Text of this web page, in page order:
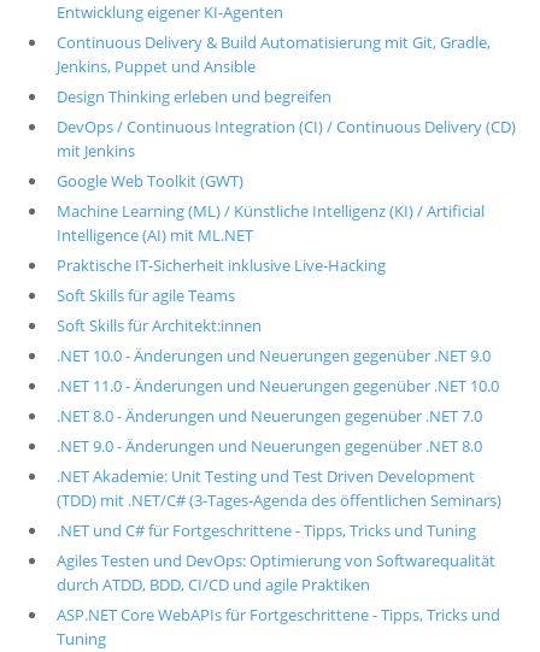
Entwicklung eigener KI-Agenten
Continuous Delivery & Build Automatisierung mit Git, Gradle,
Jenkins, Puppet und Ansible
Design Thinking erleben und begreifen
DevOps / Continuous Integration (CI) / Continuous Delivery (CD)
mit Jenkins
Google Web Toolkit (GWT)
Machine Learning (ML) / Künstliche Intelligenz (KI) / Artificial
Intelligence (AI) mit ML.NET
Praktische IT-Sicherheit inklusive Live-Hacking
Soft Skills für agile Teams
Soft Skills für Architekt:innen
.NET 10.0 - Änderungen und Neuerungen gegenüber .NET 9.0
.NET 11.0 - Änderungen und Neuerungen gegenüber .NET 10.0
.NET 8.0 - Änderungen und Neuerungen gegenüber .NET 7.0
.NET 9.0 - Änderungen und Neuerungen gegenüber .NET 8.0
.NET Akademie: Unit Testing und Test Driven Development
(TDD) mit .NET/C# (3-Tages-Agenda des öffentlichen Seminars)
.NET und C# für Fortgeschrittene - Tipps, Tricks und Tuning
Agiles Testen und DevOps: Optimierung von Softwarequalität
durch ATDD, BDD, CI/CD und agile Praktiken
ASP.NET Core WebAPIs für Fortgeschrittene - Tipps, Tricks und
Tuning